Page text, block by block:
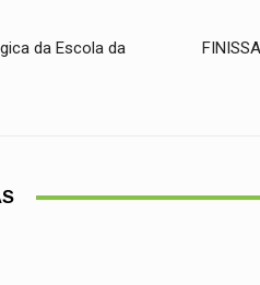
da Escola da